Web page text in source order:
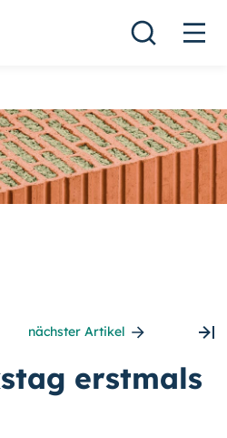
nächster Artikel
erstmals